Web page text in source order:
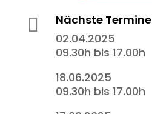

Nächste Termine
02.04.2025
09.30h bis 17.00h
18.06.2025
09.30h bis 17.00h